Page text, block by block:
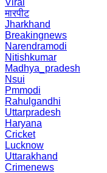
Viral
मारपीट
Jharkhand
Breakingnews
Narendramodi
Nitishkumar
Madhya_pradesh
Nsui
Pmmodi
Rahulgandhi
Uttarpradesh
Haryana
Cricket
Lucknow
Uttarakhand
Crimenews